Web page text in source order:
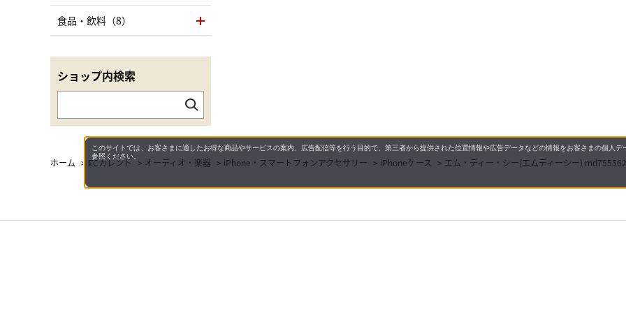
食品・飲料（8）
ショップ内検索
ホーム > ECカレント > オーディオ・楽器 > iPhone・スマートフォンアクセサリー > iPhoneケース > エム・ディー・シー(エムディーシー)
このサイトでは、お客さまに適したお得な商品やサービスの案内、広告配信等を行う目的で、第三者から提供された位置情報や広告データなどの情報をお客さまの個人
参照ください。